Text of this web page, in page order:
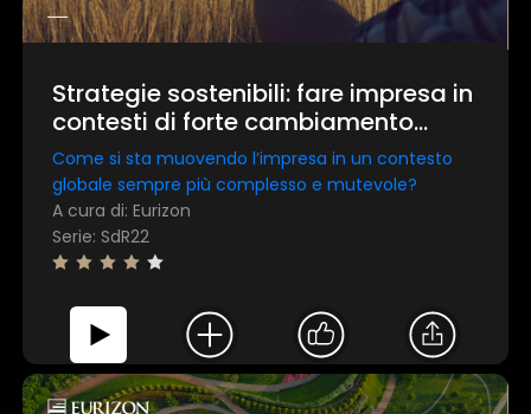
Strategie sostenibili: fare impresa in
contesti di forte cambiamento
geopolitico, economico e
finanziario
Come si sta muovendo l’impresa in un contesto
globale sempre più complesso e mutevole?
A cura di: Eurizon
Serie: SdR22